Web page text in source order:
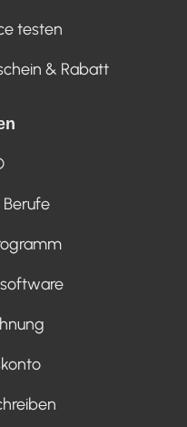
testen
& Rabatt